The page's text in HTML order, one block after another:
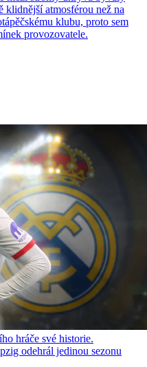
klidnější atmosférou než na
klubu, proto sem
provozovatele.
hráče své historie.
odehrál jedinou sezonu